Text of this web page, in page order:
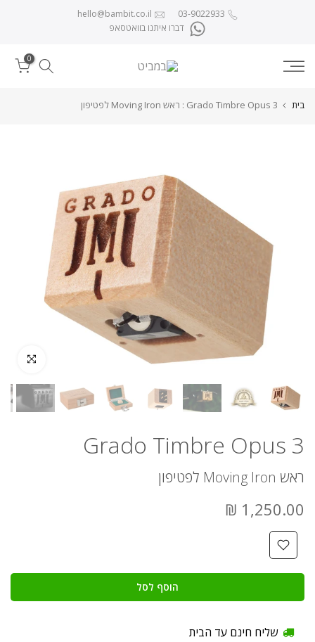
03-9022933
hello@bambit.co.il
דברו איתנו בוואטסאפ
0
בית Grado Timbre Opus 3 : ראש Moving Iron לפטיפון
לחץ להגדלה
Grado Timbre Opus 3
ראש Moving Iron לפטיפון
1,250.00 ₪
הוסף לסל
שליח חינם עד הבית